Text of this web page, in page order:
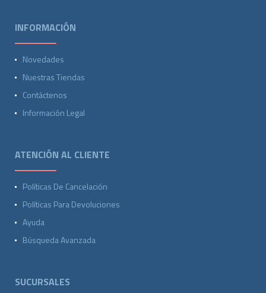
INFORMACIÓN
Novedades
Nuestras Tiendas
Contáctenos
Información Legal
ATENCIÓN AL CLIENTE
Políticas De Cancelación
Políticas Para Devoluciones
Ayuda
Búsqueda Avanzada
SUCURSALES